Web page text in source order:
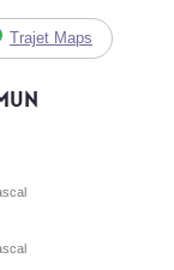
Trajet Maps